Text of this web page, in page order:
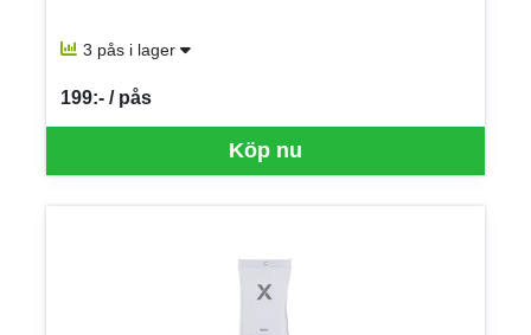
3 pås i lager
Köp nu
199:- / pås
SEK per PÅS